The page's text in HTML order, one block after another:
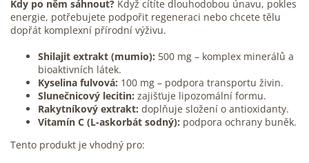
Kdy po něm sáhnout? Když cítíte dlouhodobou únavu, pokles
energie, potřebujete podpořit regeneraci nebo chcete tělu
dopřát komplexní přírodní výživu.
Shilajit extrakt (mumio): 500 mg – komplex minerálů a
bioaktivních látek.
Kyselina fulvová: 100 mg – podpora transportu živin.
Slunečnicový lecitin: zajišťuje lipozomální formu.
Rakytníkový extrakt: doplňuje složení o antioxidanty.
Vitamín C (L-askorbát sodný): podpora ochrany buněk.
Tento produkt je vhodný pro: